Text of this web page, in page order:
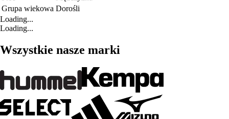
Grupa wiekowa Dorośli
Loading...
Loading...
Wszystkie nasze marki